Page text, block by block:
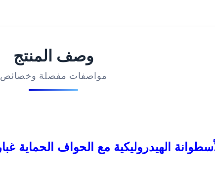
وصف المنتج
مواصفات مفصلة وخصائص